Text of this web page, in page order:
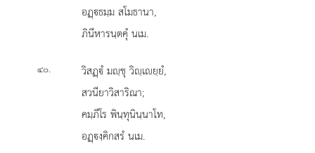
อฏฺธมฺม สโมธานา,
ภินีหารนฺตคุํ นเม.
๔๐. วิสฏฺํ มฺชุ วิฺเยฺยํ,
สวนียาวิสาริณา;
คมฺภีโร พินฺทุนินฺนาโท,
อฏฺงฺคิกสรํ นเม.